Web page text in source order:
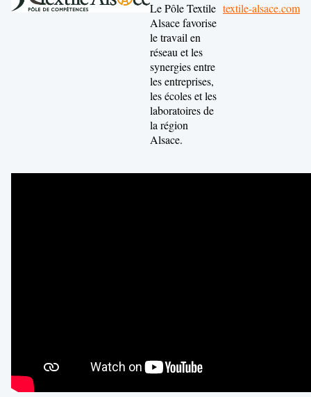
Le Pôle Textile
Alsace favorise
le travail en
réseau et les
synergies entre
les entreprises,
les écoles et les
laboratoires de
la région
Alsace.
textile-alsace.com